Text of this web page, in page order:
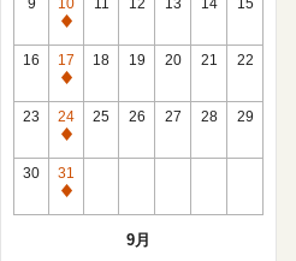
休
館
9
10
通
常
休
館
11 12 13 14 15
16
17
通
常
休
館
18 19 20 21 22
23
24
通
常
休
館
25 26 27 28 29
30
31
通
9月